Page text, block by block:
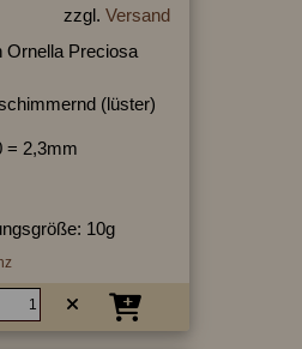
zzgl. Versand
Ornella Preciosa
(lüster)
= 2,3mm
10g